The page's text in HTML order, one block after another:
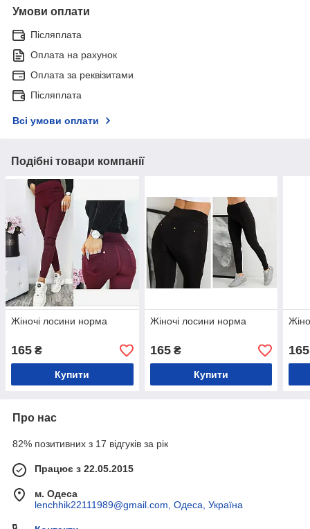
Умови оплати
Післяплата
Оплата на рахунок
Оплата за реквізитами
Післяплата
Всі умови оплати
Подібні товари компанії
Жіночі лосини норма
165 ₴
Купити
Жіночі лосини норма
165₴
Купити
165
Про нас
82% позитивних з 17 відгуків за рік
Працює з 22.05.2015
м. Одеса
lenchhik22111989@gmail.com, Одеса, Україна